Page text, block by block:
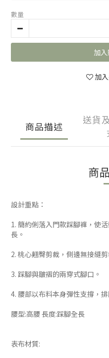
數量
加
加
商品描述
送貨
商
設計重點：
1. 簡約俐落入門款踩腳褲，使
長。
2. 桃心翹臀剪裁，側邊無接縫剪
3. 踩腳與皺褶的兩穿式腳口。
4. 腰部以布料本身彈性支撐，
腰型:高腰 長度:踩腳全長
表布材質: